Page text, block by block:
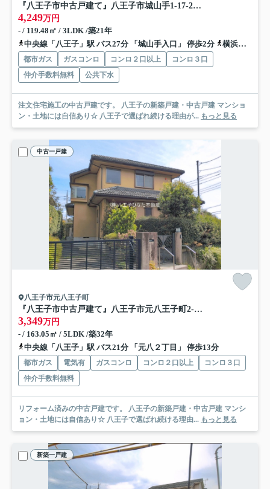
『八王子市中古戸建て』八王子市城山手1-17-2【仲介手数料無料】 八王子市城山手
4,249万円
- / 119.48㎡ / 3LDK /築21年
中央線「八王子」駅 バス27分 「城山手入口」 停歩2分
横浜線「八王子」駅 バス27分 「城山手入口」 停歩2分
都市ガス ガスコンロ コンロ２口以上
コンロ３口
仲介手数料無料
公共下水
注文住宅施工の中古戸建です。 八王子の新築戸建・中古戸建 マンショ
ン・土地には自信あり☆ 八王子で選ばれ続ける理由が... もっと見る
中古一戸建
八王子市元八王子町
『八王子市中古戸建て』八王子市元八王子町2-3308-9【仲介手数料無料】 八王子市元八王子町
3,349万円
- / 163.05㎡ / 5LDK /築32年
中央線「八王子」駅 バス21分 「元八２丁目」 停歩13分
都市ガス 電気有 ガスコンロ コンロ２口以上
コンロ３口
仲介手数料無料
リフォーム済みの中古戸建です。 八王子の新築戸建・中古戸建 マンシ
ョン・土地には自信あり☆ 八王子で選ばれ続ける理由... もっと見る
新築一戸建